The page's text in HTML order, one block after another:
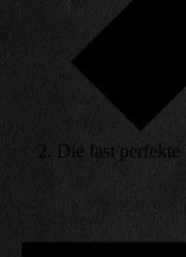
Die fast perfekte